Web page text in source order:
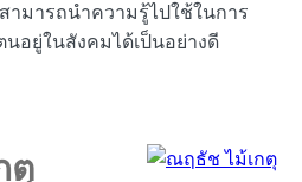
มารถนำความรู้ไปใช้ในการ
นอยู่ในสังคมได้เป็นอย่างดี
ตุ